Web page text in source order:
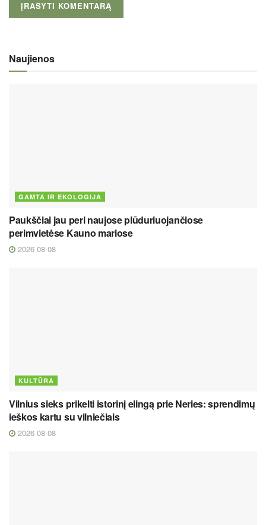
Naujienos
GAMTA IR EKOLOGIJA
Paukščiai jau peri naujose plūduriuojančiose
perimvietėse Kauno mariose
2026 08 08
KULTŪRA
Vilnius sieks prikelti istorinį elingą prie Neries: sprendimų
ieškos kartu su vilniečiais
2026 08 08